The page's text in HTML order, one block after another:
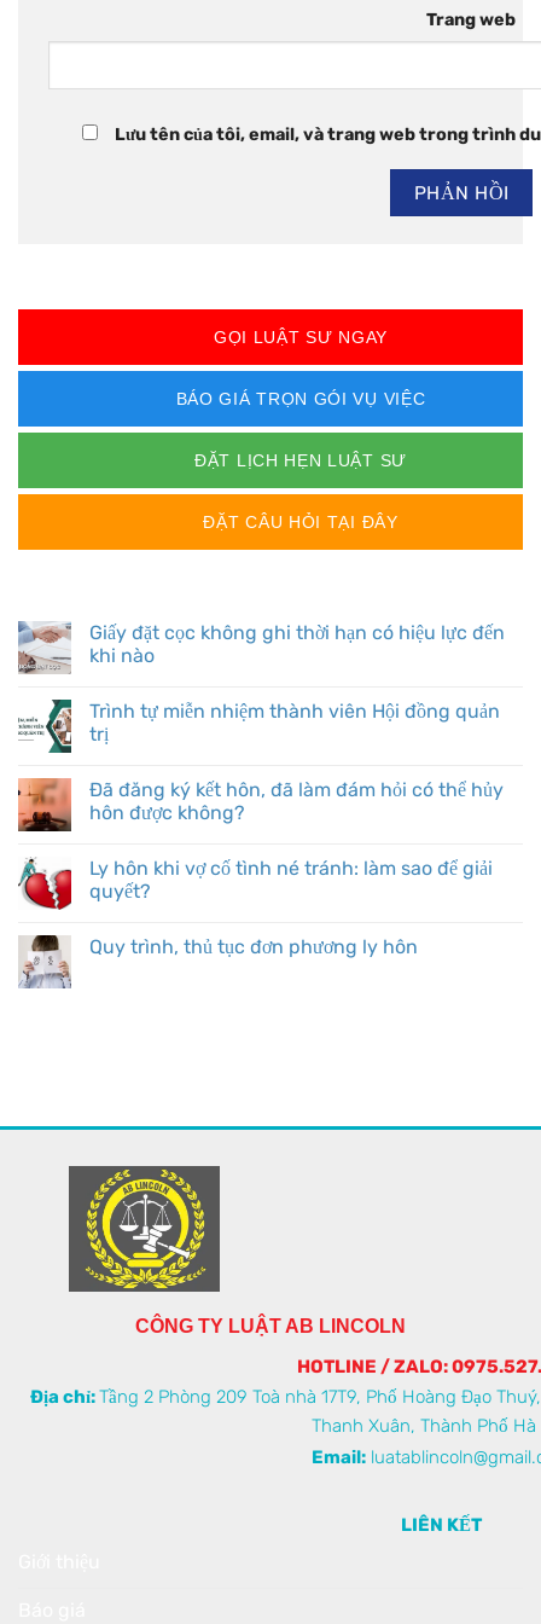
Trang web
Lưu tên của tôi, email, và trang web trong trình
GỌI LUẬT SƯ NGAY
BÁO GIÁ TRỌN GÓI VỤ VIỆC
ĐẶT LỊCH HẸN LUẬT SƯ
ĐẶT CÂU HỎI TẠI ĐÂY
Giấy đặt cọc không ghi thời hạn có hiệu lực đến
khi nào
Trình tự miễn nhiệm thành viên Hội đồng quản
trị
Đã đăng ký kết hôn, đã làm đám hỏi có thể hủy
hôn được không?
Ly hôn khi vợ cố tình né tránh: làm sao để giải
quyết?
Quy trình, thủ tục đơn phương ly hôn
CÔNG TY LUẬT AB LINCOLN
HOTLINE / ZALO:
Địa chỉ:Tầng 2 Phòng 209 Toà nhà 17T9, Phố Hoàng Đạo
Thanh Xuân, Thành Phố Hà
Email:
LIÊN KẾT